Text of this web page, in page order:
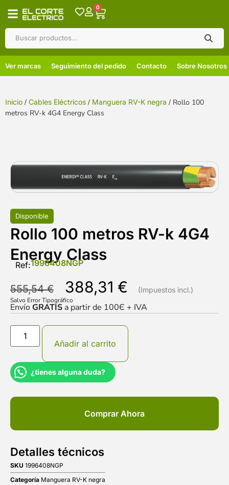
0
Ver marcas Seguimiento del pedido Contacto Sobre Nosotros
Inicio / Cables Eléctricos / Manguera RV-K negra / Rollo 100
metros RV-k 4G4 Energy Class
Disponible
Rollo 100 metros RV-k 4G4
Energy Class
Ref:1996408NGP
555,54€ 388,31 €
Salvo Error Tipográfico
EnvíoGRATIS a partir de 100Є + IVA
Añadir al carrito
¿tienes alguna duda?
Comprar Ahora
Detalles técnicos
SKU 1996408NGP
Categoría Manguera RV-K negra